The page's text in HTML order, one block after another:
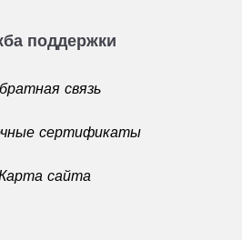
поддержки
связь
сертификаты
сайта